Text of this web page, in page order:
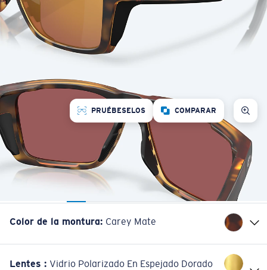
PRUÉBESELOS COMPARAR
Color de la montura: Carey Mate
Lentes : Vidrio Polarizado En Espejado Dorado